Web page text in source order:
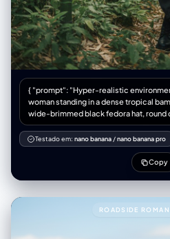
{ "prompt": "Hyper-realistic environmental portrait of a stylish young
woman standing in a dense tropical
wide-brimmed black fedora hat, round
frames, a plain black crew-neck t-shirt
waisted trousers. She stands with a
forward, with her right
Testado em: nano banana/nano banana pro
Copy